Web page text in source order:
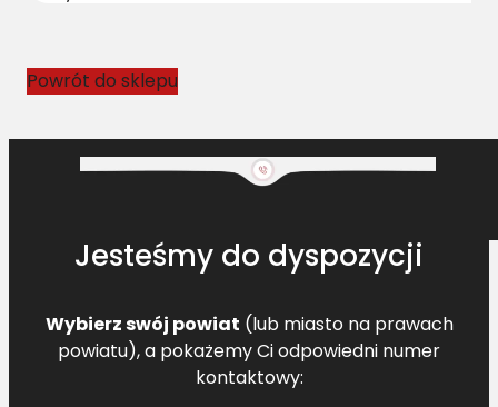
5
2
Powrót do sklepu
Jesteśmy do dyspozycji
Wybierz swój powiat (lub miasto na prawach
powiatu), a pokażemy Ci odpowiedni numer
kontaktowy: